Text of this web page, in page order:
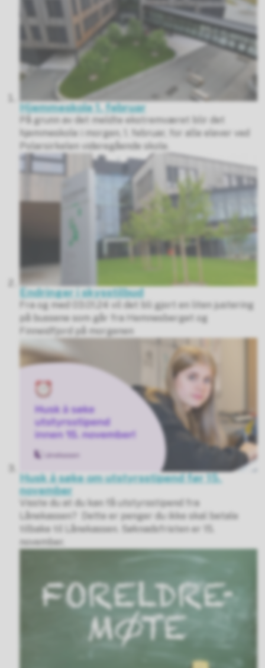
Hjemmeskole 1. februar
På grunn av det meldte ekstremværet blir det
hjemmeskole i morgen, 1. februar, for alle elever ved
Polarsirkelen videregående skole.
Endringer i skysstilbud
Fra og med 03.01.24 vil det bli gjort en liten justering
på bussene som går fra Hemnesberget og
Finneidfjord på morgenen
Husk å søke om utstyrsstipend før 15.
november
Visste du at du kan få utstyrsstipend fra
Lånekassen? Dette er penger du ikke skal betale
tilbake til Lånekassen. Søknadsfristen er 15.
november.